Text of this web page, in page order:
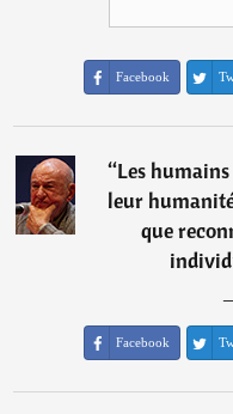
Facebook
“Les
leur
que
Facebook